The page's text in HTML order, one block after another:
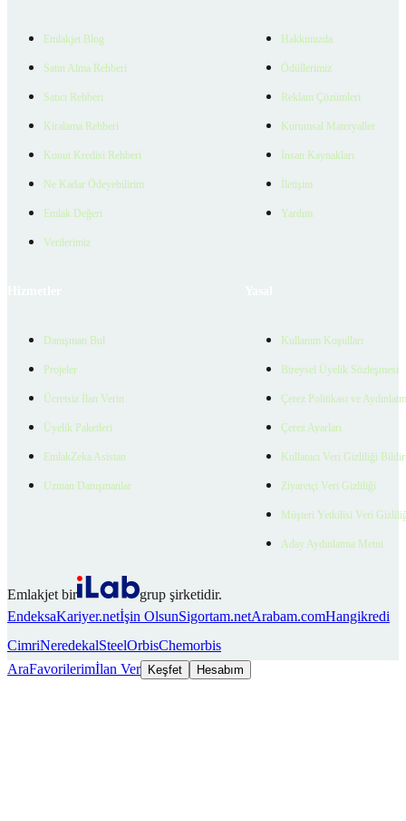
Emlakjet Blog
Satın Alma Rehberi
Satıcı Rehberi
Kiralama Rehberi
Konut Kredisi Rehberi
Ne Kadar Ödeyebilirim
Emlak Değeri
Verilerimiz
Hakkımızda
Ödüllerimiz
Reklam Çözümleri
Kurumsal Materyaller
İnsan Kaynakları
İletişim
Yardım
Danışman Bul
Projeler
Ücretsiz İlan Verin
Üyelik Paketleri
EmlakZeka Asistan
Uzman Danışmanlar
Kullanım Koşulları
Bireysel Üyelik Sözleşmesi
Çerez Politikası ve
Çerez Ayarları
Kullanıcı Veri Gizliliği
Ziyaretçi Veri Gizliliği
Müşteri Yetkilisi Veri
Aday Aydınlatma Metni
Emlakjet bir
grup şirketidir.
EndeksaKariyer.netİşin OlsunSigortam.netArabam.comHangikredi
CimriNeredekalSteelOrbisChemorbis
AraFavorilerimİlan Ver Keşfet Hesabım